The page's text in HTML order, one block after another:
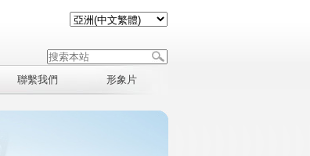
聯繫我們 形象片